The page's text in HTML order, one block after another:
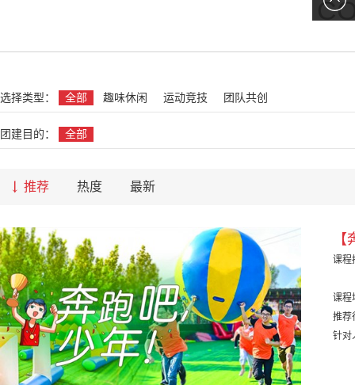
选择类型： 全部 趣味休闲 运动竞技 团队共创
团建目的： 全部
推荐 热度 最新
课程
课程
推荐
针对